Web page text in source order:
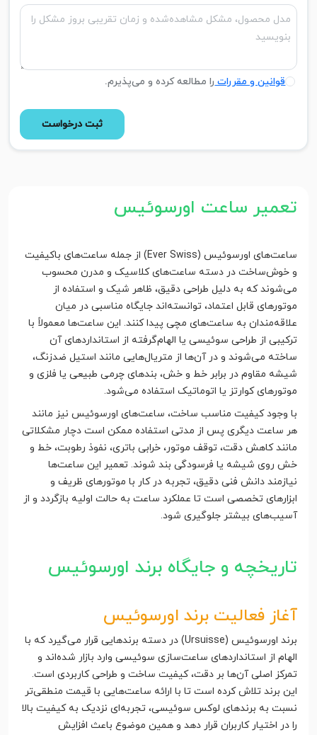
قوانین و مقرراترا مطالعه کرده و می‌پذیرم.
ثبت درخواست
تعمیر ساعت اورسوئیس
ساعت‌های اورسوئیس (Ever Swiss) از جمله ساعت‌های باکیفیت
و خوش‌ساخت در دسته ساعت‌های کلاسیک و مدرن محسوب
می‌شوند که به دلیل طراحی دقیق، ظاهر شیک و استفاده از
موتورهای قابل اعتماد، توانسته‌اند جایگاه مناسبی در میان
علاقه‌مندان به ساعت‌های مچی پیدا کنند. این ساعت‌ها معمولاً با
ترکیبی از طراحی سوئیسی یا الهام‌گرفته از استانداردهای آن
ساخته می‌شوند و در آن‌ها از متریال‌هایی مانند استیل ضدزنگ،
شیشه مقاوم در برابر خط و خش، بندهای چرمی طبیعی یا فلزی و
موتورهای کوارتز یا اتوماتیک استفاده می‌شود.
با وجود کیفیت مناسب ساخت، ساعت‌های اورسوئیس نیز مانند
هر ساعت دیگری پس از مدتی استفاده ممکن است دچار مشکلاتی
مانند کاهش دقت، توقف موتور، خرابی باتری، نفوذ رطوبت، خط و
خش روی شیشه یا فرسودگی بند شوند. تعمیر این ساعت‌ها
نیازمند دانش فنی دقیق، تجربه در کار با موتورهای ظریف و
ابزارهای تخصصی است تا عملکرد ساعت به حالت اولیه بازگردد و از
آسیب‌های بیشتر جلوگیری شود.
تاریخچه و جایگاه برند اورسوئیس
آغاز فعالیت برند اورسوئیس
برند اورسوئیس (Ursuisse) در دسته برندهایی قرار می‌گیرد که با
الهام از استانداردهای ساعت‌سازی سوئیسی وارد بازار شده‌اند و
تمرکز اصلی آن‌ها بر دقت، کیفیت ساخت و طراحی کاربردی است.
این برند تلاش کرده است تا با ارائه ساعت‌هایی با قیمت منطقی‌تر
نسبت به برندهای لوکس سوئیسی، تجربه‌ای نزدیک به کیفیت بالا
را در اختیار کاربران قرار دهد و همین موضوع باعث افزایش